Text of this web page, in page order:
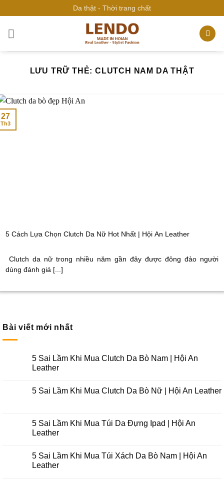
qua
nội
Da thật - Thời trang chất
LƯU TRỮ THẺ: CLUTCH NAM DA THẬT
5 Cách Lựa Chọn Clutch Da Nữ Hot Nhất | Hội An Leather
Clutch da nữ trong nhiều năm gần đây được đông đảo người
dùng đánh giá [...]
27
Th3
Bài viết mới nhất
5 Sai Lầm Khi Mua Clutch Da Bò Nam | Hội An
Leather
5 Sai Lầm Khi Mua Clutch Da Bò Nữ | Hội An Leather
5 Sai Lầm Khi Mua Túi Da Đựng Ipad | Hội An
Leather
5 Sai Lầm Khi Mua Túi Xách Da Bò Nam | Hội An
Leather